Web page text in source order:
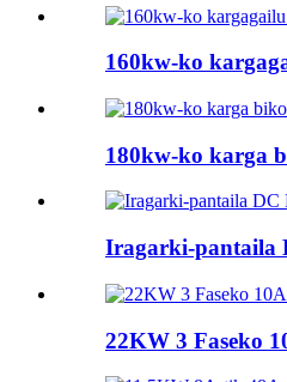
160kw-ko
180kw-ko karga
Iragarki-pantaila
22KW 3 Faseko